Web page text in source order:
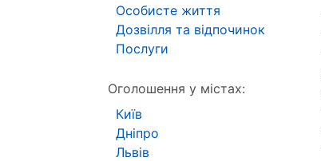
Особисте життя
Дозвілля та відпочинок
Послуги
Оголошення у містах:
Київ
Дніпро
Львів